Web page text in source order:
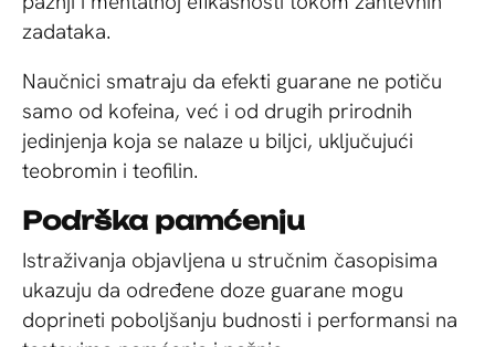
zadataka.
Naučnici smatraju da efekti guarane ne potiču
samo od kofeina, već i od drugih prirodnih
jedinjenja koja se nalaze u biljci, uključujući
teobromin i teofilin.
Podrška pamćenju
Istraživanja objavljena u stručnim časopisima
ukazuju da određene doze guarane mogu
doprineti poboljšanju budnosti i performansi na